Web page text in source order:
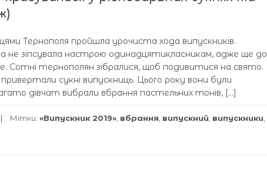
Тернополя пройшла урочиста хода випускників.
не зіпсувала настрою одинадцятикласникам, адже ще до
Сотні тернополян зібралися, щоб подивитися на свято.
сукні випускниць. Цього року вони були
дівчат вибрали вбрання пастельних тонів, […]
Мітки: «Випускник 2019» вбрання випускний випускники